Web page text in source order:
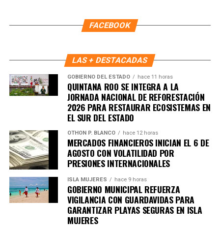
entre autoridades y ciudadanía, permitiendo respuestas
más rápidas y una coordinación efectiva que impulsa la
Benito Juárez avanza hacia un modelo de convivencia
basado en la participación activa, el respeto y la
responsabilidad compartida.
Fuente: 5to Poder Agencia de Noticias
FACEBOOK
LAS + DESTACADAS
GOBIERNO DEL ESTADO hace 11 horas
QUINTANA ROO SE INTEGRA A LA
JORNADA NACIONAL DE REFORESTACIÓN
2026 PARA RESTAURAR ECOSISTEMAS EN
EL SUR DEL ESTADO
OTHON P. BLANCO hace 12 horas
MERCADOS FINANCIEROS INICIAN EL 6 DE
AGOSTO CON VOLATILIDAD POR
PRESIONES INTERNACIONALES
ISLA MUJERES hace 9 horas
GOBIERNO MUNICIPAL REFUERZA
VIGILANCIA CON GUARDAVIDAS PARA
GARANTIZAR PLAYAS SEGURAS EN ISLA
MUJERES